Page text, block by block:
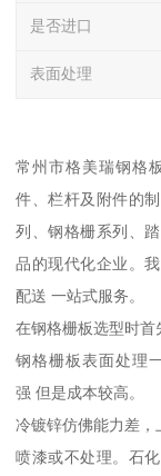
是否进口
表面处理
常州市格美瑞钢格
件、栏杆及附件的
列、钢格栅系列、
品的现代化企业。
配送 一站式服务。
在钢格栅板选型时首
钢格栅板表面处理
强 但是成本较高。
冷镀锌仿佛能力差，
喷漆或不处理。石